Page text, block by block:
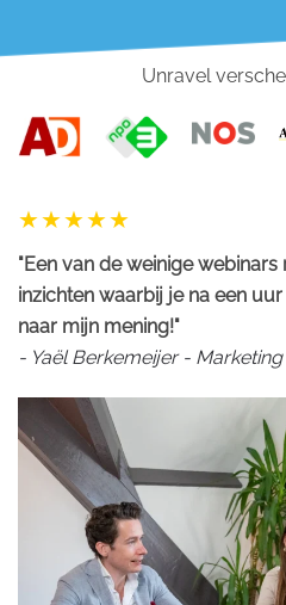
Unravel
"Een van de weinige
inzichten waarbij je na een
naar mijn mening!"
- Yaël Berkemeijer -